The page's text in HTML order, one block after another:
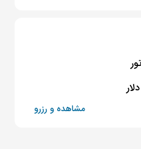
مشاهده و رزرو